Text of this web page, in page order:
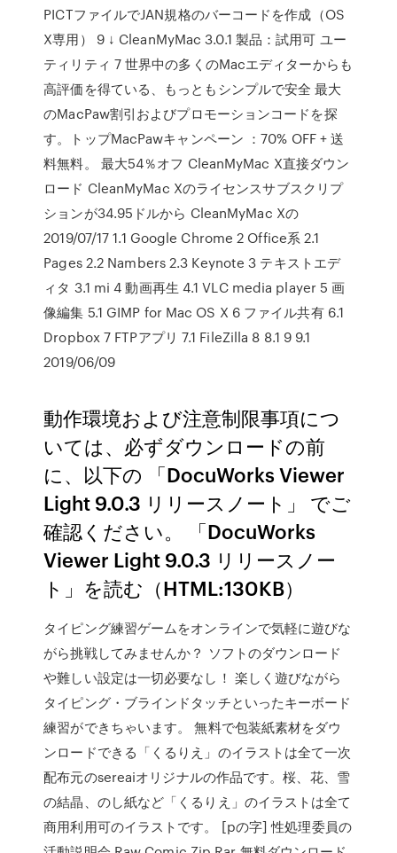
PICTファイルでJAN規格のバーコードを作成（OS
X専用） 9 ↓ CleanMyMac 3.0.1 製品：試用可 ユー
ティリティ 7 世界中の多くのMacエディターからも
高評価を得ている、もっともシンプルで安全 最大
のMacPaw割引およびプロモーションコードを探
す。トップMacPawキャンペーン ：70% OFF + 送
料無料。 最大54％オフ CleanMyMac X直接ダウン
ロード CleanMyMac Xのライセンスサブスクリプ
ションが34.95ドルから CleanMyMac Xの
2019/07/17 1.1 Google Chrome 2 Office系 2.1
Pages 2.2 Nambers 2.3 Keynote 3 テキストエデ
ィタ 3.1 mi 4 動画再生 4.1 VLC media player 5 画
像編集 5.1 GIMP for Mac OS X 6 ファイル共有 6.1
Dropbox 7 FTPアプリ 7.1 FileZilla 8 8.1 9 9.1
2019/06/09
動作環境および注意制限事項につ
いては、必ずダウンロードの前
に、以下の 「DocuWorks Viewer
Light 9.0.3 リリースノート」 でご
確認ください。 「DocuWorks
Viewer Light 9.0.3 リリースノー
ト」を読む（HTML:130KB）
タイピング練習ゲームをオンラインで気軽に遊びな
がら挑戦してみませんか？ ソフトのダウンロード
や難しい設定は一切必要なし！ 楽しく遊びながら
タイピング・ブラインドタッチといったキーボード
練習ができちゃいます。 無料で包装紙素材をダウ
ンロードできる「くるりえ」のイラストは全て一次
配布元のsereaiオリジナルの作品です。桜、花、雪
の結晶、のし紙など「くるりえ」のイラストは全て
商用利用可のイラストです。 [pの字] 性処理委員の